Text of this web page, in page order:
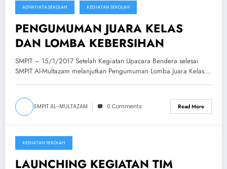
January 15, 2018
ADIWIYATA SEKOLAH KEGIATAN SEKOLAH
PENGUMUMAN JUARA KELAS
DAN LOMBA KEBERSIHAN
SMPIT – 15/1/2017 Setelah Kegiatan Upacara Bendera selesai
SMPIT Al-Multazam melanjutkan Pengumuman Lomba Juara Kelas…
SMPIT AL-MULTAZAM 0 Comments Read More
January 13, 2018
KEGIATAN SEKOLAH
LAUNCHING KEGIATAN TIM